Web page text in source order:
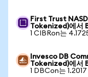
First Trust
Tokenized)에서
1 CIBRon는
Invesco DB
Tokenized)에서
1 DBCon는